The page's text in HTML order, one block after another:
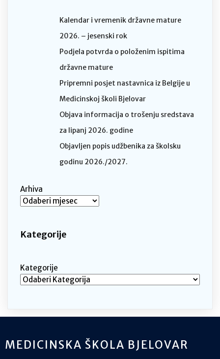
Kalendar i vremenik državne mature
2026. – jesenski rok
Podjela potvrda o položenim ispitima
državne mature
Pripremni posjet nastavnica iz Belgije u
Medicinskoj školi Bjelovar
Objava informacija o trošenju sredstava
za lipanj 2026. godine
Objavljen popis udžbenika za školsku
godinu 2026./2027.
Arhiva
Kategorije
Kategorije
MEDICINSKA ŠKOLA BJELOVAR